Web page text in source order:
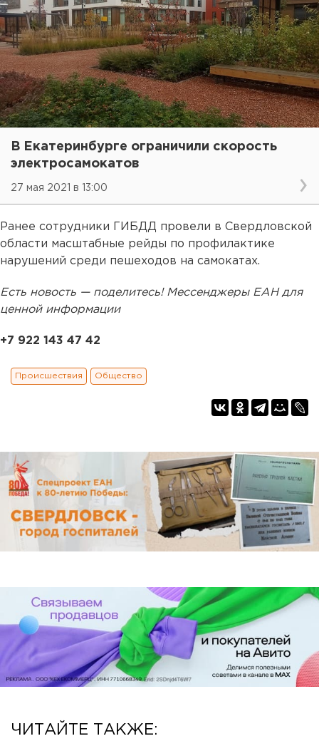
В Екатеринбурге ограничили скорость
электросамокатов
27 мая 2021 в 13:00
Ранее сотрудники ГИБДД провели в Свердловской
области масштабные рейды по профилактике
нарушений среди пешеходов на самокатах.
Есть новость — поделитесь! Мессенджеры ЕАН для
ценной информации
+7 922 143 47 42
Происшествия Общество
ЧИТАЙТЕ ТАКЖЕ: